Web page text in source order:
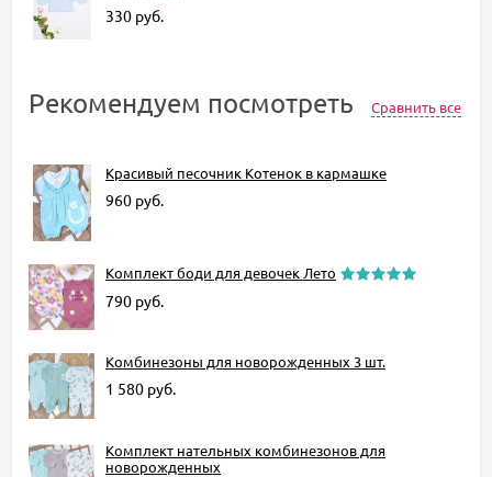
330 руб.
Рекомендуем посмотреть Сравнить все
Красивый песочник Котенок в кармашке
960 руб.
Комплект боди для девочек Лето
790 руб.
Комбинезоны для новорожденных 3 шт.
1 580 руб.
Комплект нательных комбинезонов для
новорожденных